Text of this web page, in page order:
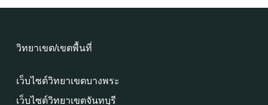
วิทยาเขต/เขตพื้นที่
เว็บไซต์วิทยาเขตบางพระ
เว็บไซต์วิทยาเขตจันทบุรี